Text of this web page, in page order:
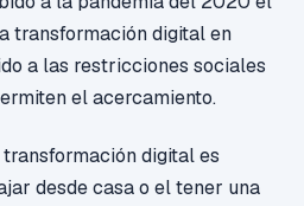
transformación digital en
a las restricciones sociales
el acercamiento.
digital es
desde casa o el tener una